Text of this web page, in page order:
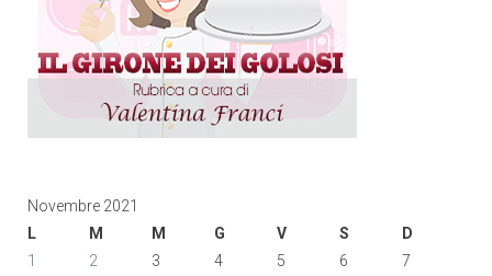
Novembre 2021
L
M M G V S
D
1
2 3 4 5 6
7